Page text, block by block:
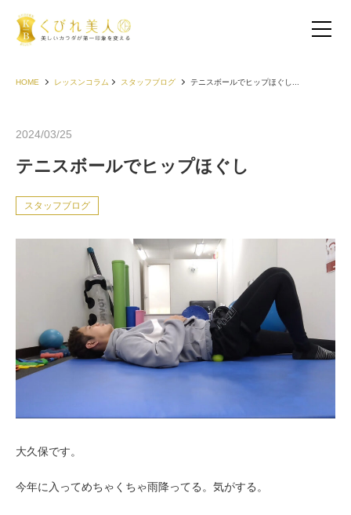
お客様の声（30代以下）
お客様の声（40代）
お客様の声（50代以上）
お客様の声（男性）
HOME レッスンコラム スタッフブログ テニスボールでヒップほぐし...
2024/03/25
テニスボールでヒップほぐし
スタッフブログ
大久保です。
今年に入ってめちゃくちゃ雨降ってる。気がする。